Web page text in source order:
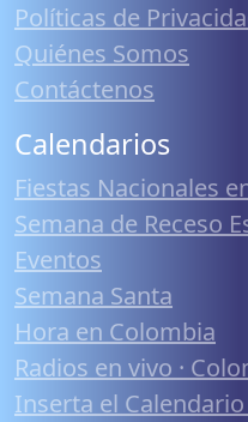
Políticas de
Quiénes Somos
Contáctenos
Calendarios
Fiestas Nacionales
Semana de Receso
Eventos
Semana Santa
Hora en Colombia
Radios en vivo ·
Inserta el